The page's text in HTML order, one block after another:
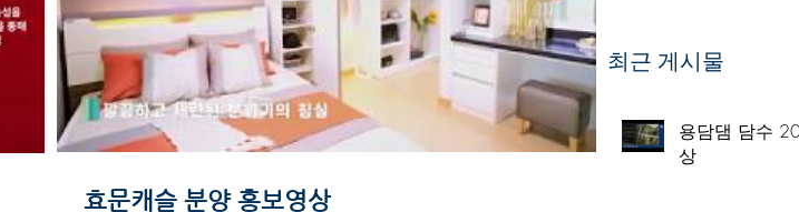
효문캐슬 분양 홍보영상
최근 게시물
용담댐 담수
상